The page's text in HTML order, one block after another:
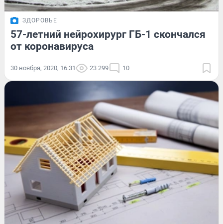
ЗДОРОВЬЕ
57-летний нейрохирург ГБ-1 скончался
от коронавируса
30 ноября, 2020, 16:31 23 299 10